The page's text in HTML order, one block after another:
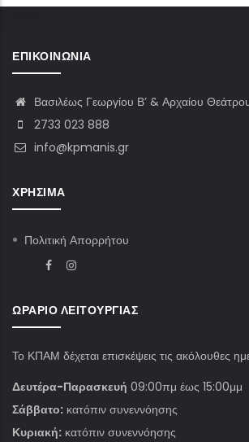
ΕΠΙΚΟΙΝΩΝΊΑ
Βασιλέως Γεωργίου Β’ & Αρχαίου
2733 023 888
info@kpmanis.gr
ΧΡΉΣΙΜΑ
Πολιτική Απορρήτου
ΩΡΆΡΙΟ ΛΕΙΤΟΥΡΓΊΑΣ
Το ΚΠΑΜ δέχεται επισκέψεις τις ακόλουθες
Δευτέρα-Παρασκευή 09:00πμ έως 15:00μμ
Σάββατο: κατόπιν συνεννόησης
Κυριακή: κατόπιν συνεννόησης